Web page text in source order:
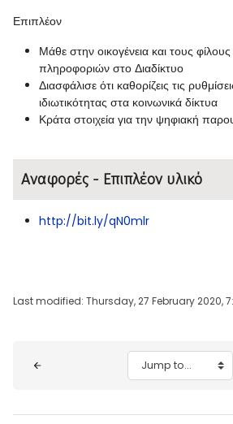
Επιπλέον
Μάθε στην οικογένεια και τους
πληροφοριών στο Διαδίκτυο
Διασφάλισε ότι καθορίζεις τις
ιδιωτικότητας στα κοινωνικά δίκτυα
Κράτα στοιχεία για την ψηφιακή
Αναφορές - Επιπλέον υλικό
http://bit.ly/qN0mlr
Last modified: Thursday, 27 February 2020,
Jump to...